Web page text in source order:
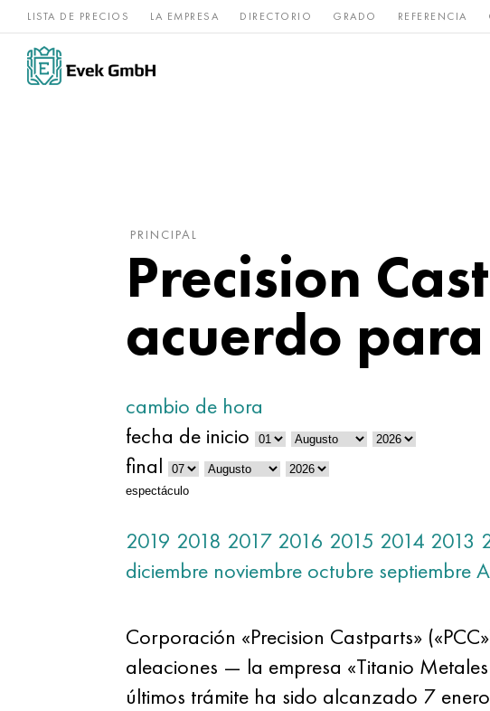
LISTA DE PRECIOS LA EMPRESA DIRECTORIO GRADO REFERENCIA
Aleaciones de
níquel
acero Raro y
PRINCIPAL
Precision
acuerdo
cambio de hora
fecha de inicio
final
espectáculo
2019 2018 2017 2016 2015 2014 2013
diciembre noviembre octubre septiembre
Corporación «Precision Castparts»
aleaciones — la empresa «Titanio
últimos trámite ha sido alcanzado 7